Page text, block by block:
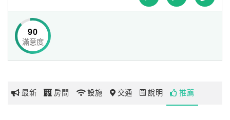
網
玩
除了頂級硬體設備，La Palette重視與旅客相處的真摯時刻。
旅行更需要一個家來安頓身心，所以我們像家人般自在親
切，
90
滿意度
最新 房間 設施 交通 說明 推薦